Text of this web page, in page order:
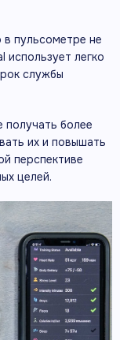
в пульсометре не
использует легко
службы
более
их и повышать
перспективе
целей.